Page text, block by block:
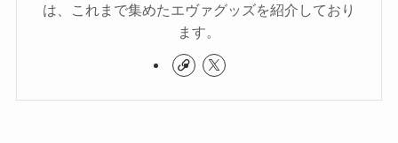
は、これまで集めたエヴァグッズを紹介しており
ます。